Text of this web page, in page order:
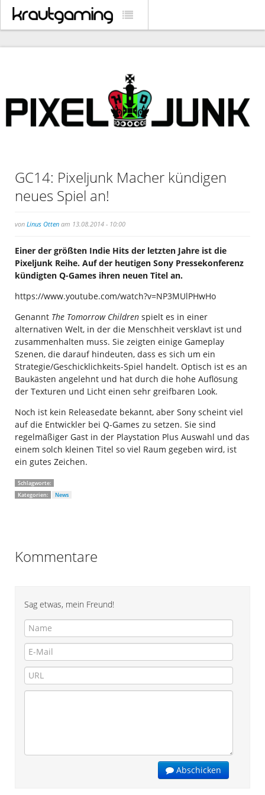
GC14: Pixeljunk Macher kündigen
neues Spiel an!
von Linus Otten am 13.08.2014 - 10:00
Einer der größten Indie Hits der letzten Jahre ist die
Pixeljunk Reihe. Auf der heutigen Sony Pressekonferenz
kündigten Q-Games ihren neuen Titel an.
https://www.youtube.com/watch?v=NP3MUlPHwHo
Genannt The Tomorrow Children spielt es in einer
alternativen Welt, in der die Menschheit versklavt ist und
zusammenhalten muss. Sie zeigten einige Gameplay
Szenen, die darauf hindeuten, dass es sich um ein
Strategie/Geschicklichkeits-Spiel handelt. Optisch ist es an
Baukästen angelehnt und hat durch die hohe Auflösung
der Texturen und Licht einen sehr greifbaren Look.
Noch ist kein Releasedate bekannt, aber Sony scheint viel
auf die Entwickler bei Q-Games zu setzen. Sie sind
regelmäßiger Gast in der Playstation Plus Auswahl und das
einem solch kleinen Titel so viel Raum gegeben wird, ist
ein gutes Zeichen.
Schlagworte:
Kategorien:
News
Kommentare
Sag etwas, mein Freund!
Abschicken